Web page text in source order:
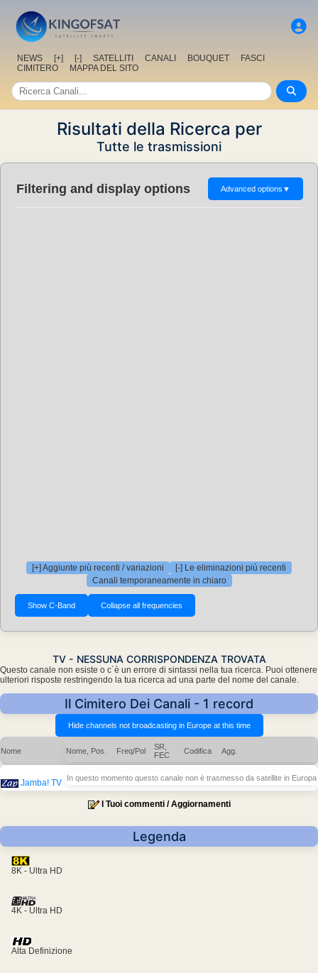
NEWS [+] [-] SATELLITI CANALI BOUQUET
FASCI
CIMITERO
MAPPA DEL SITO
Risultati della Ricerca per
Tutte le trasmissioni
Filtering and display options Advanced options ▼
[+] Aggiunte più recenti / variazioni
[-] Le eliminazioni più recenti
Canali temporaneamente in chiaro
TV - NESSUNA CORRISPONDENZA TROVATA
Questo canale non esiste o c´è un errore di sintassi nella tua ricerca. Puoi ottenere
ulteriori risposte restringendo la tua ricerca ad una parte del nome del canale.
Il Cimitero Dei Canali - 1 record
Nome Nome, Pos. Freq/Pol
SR,
FEC
Codifica Agg.
Jamba! TV In questo momento questo canale non è trasmesso da satellite in Europa
I Tuoi commenti / Aggiornamenti
Legenda
8K - Ultra HD
4K - Ultra HD
Alta Definizione